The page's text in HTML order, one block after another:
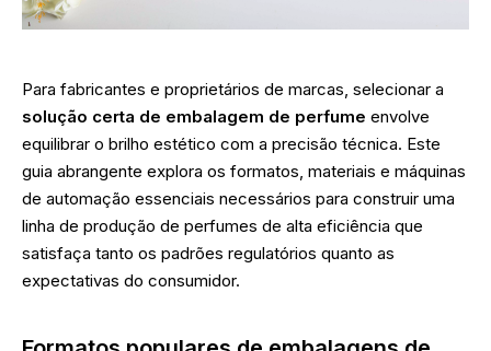
Para fabricantes e proprietários de marcas, selecionar a
solução certa de embalagem de perfume envolve
equilibrar o brilho estético com a precisão técnica. Este
guia abrangente explora os formatos, materiais e máquinas
de automação essenciais necessários para construir uma
linha de produção de perfumes de alta eficiência que
satisfaça tanto os padrões regulatórios quanto as
expectativas do consumidor.